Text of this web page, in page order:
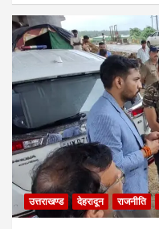
उत्तराखण्ड देहरादून राजनीति